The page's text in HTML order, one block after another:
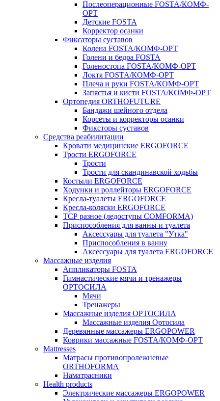
Послеоперационные FOSTA/КОМФ-
ОРТ
Детские FOSTA
Корректор осанки
Фиксаторы суставов
Колена FOSTA/КОМФ-ОРТ
Голени и бедра FOSTA
Голеностопа FOSTA/КОМФ-ОРТ
Локтя FOSTA/КОМФ-ОРТ
Плеча и руки FOSTA/КОМФ-ОРТ
Запястья и кисти FOSTA/КОМФ-ОРТ
Ортопедия ORTHOFUTURE
Бандажи шейного отдела
Корсеты и корректоры осанки
Фиксторы суставов
Средства реабилитации
Кровати медицинские ERGOFORCE
Трости ERGOFORCE
Трости
Трости для скандинавской ходьбы
Костыли ERGOFORCE
Ходунки и роллейторы ERGOFORCE
Кресла-туалеты ERGOFORCE
Кресла-коляски ERGOFORCE
ТСР разное (ледоступы COMFORMA)
Приспособления для ванны и туалета
Аксессуары для туалета "Утка"
Приспособления в ванну
Аксессуары для туалета ERGOFORCE
Массажные изделия
Аппликаторы FOSTA
Гимнастические мячи и тренажеры
ОРТОСИЛА
Мячи
Тренажеры
Массажные изделия ОРТОСИЛА
Массажные изделия Ортосила
Деревянные массажеры ERGOPOWER
Коврики массажные FOSTA/КОМФ-ОРТ
Мattresses
Матрасы противопролежневые
ORTHOFORMA
Наматрасники
Health products
Электрические массажеры ERGOPOWER